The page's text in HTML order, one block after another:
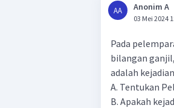
AA Anonim A
03 Mei 2024
Pada
bilangan
adalah
A. Tentukan
B. Apakah